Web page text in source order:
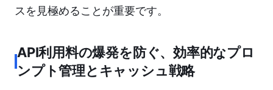
スを見極めることが重要です。
API利用料の爆発を防ぐ、効率的なプロ
ンプト管理とキャッシュ戦略